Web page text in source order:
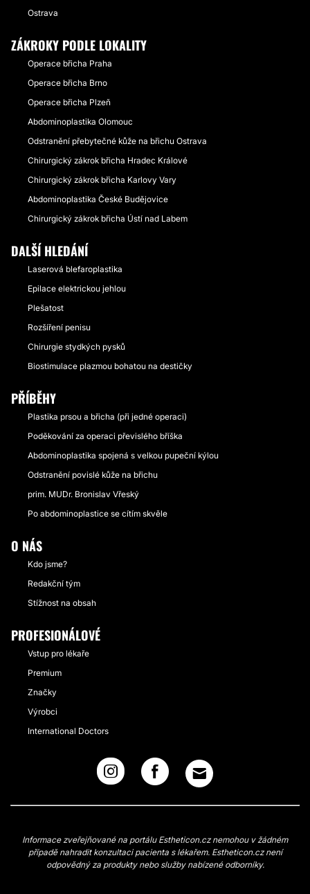
Ostrava
ZÁKROKY PODLE LOKALITY
Operace břicha Praha
Operace břicha Brno
Operace břicha Plzeň
Abdominoplastika Olomouc
Odstranění přebytečné kůže na břichu Ostrava
Chirurgický zákrok břicha Hradec Králové
Chirurgický zákrok břicha Karlovy Vary
Abdominoplastika České Budějovice
Chirurgický zákrok břicha Ústí nad Labem
DALŠÍ HLEDÁNÍ
Laserová blefaroplastika
Epilace elektrickou jehlou
Plešatost
Rozšíření penisu
Chirurgie stydkých pysků
Biostimulace plazmou bohatou na destičky
PŘÍBĚHY
Plastika prsou a břicha (při jedné operaci)
Poděkování za operaci převislého bříška
Abdominoplastika spojená s velkou pupeční kýlou
Odstranění povislé kůže na břichu
prim. MUDr. Bronislav Vřeský
Po abdominoplastice se cítím skvěle
O NÁS
Kdo jsme?
Redakční tým
Stížnost na obsah
PROFESIONÁLOVÉ
Vstup pro lékaře
Premium
Značky
Výrobci
International Doctors
Informace zveřejňované na portálu Estheticon.cz nemohou v žádném
případě nahradit konzultaci pacienta s lékařem. Estheticon.cz není
odpovědný za produkty nebo služby nabízené odborníky.